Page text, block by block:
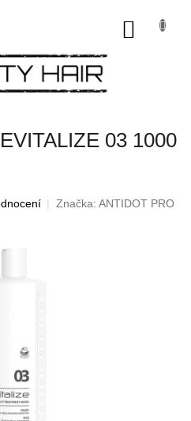
03 1000
Značka: ANTIDOT PRO